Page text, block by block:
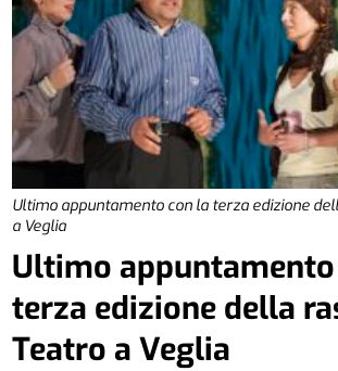
Ultimo appuntamento con la terza edizione
a Veglia
Ultimo
terza edizione della
Teatro a Veglia